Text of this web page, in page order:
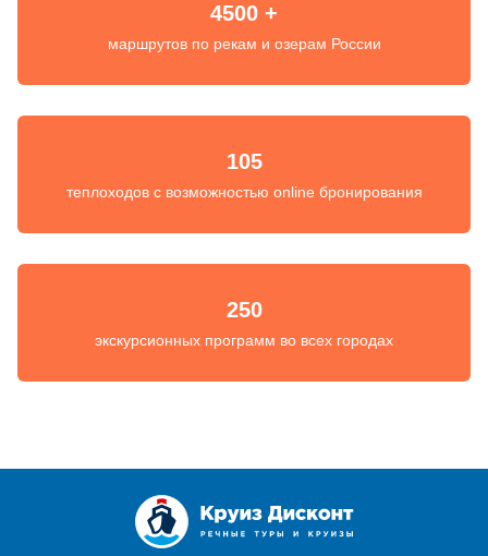
4500 +
маршрутов по рекам и озерам России
105
теплоходов с возможностью online бронирования
250
экскурсионных программ во всех городах